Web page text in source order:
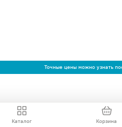
Точные цены можно узнать
Каталог Корзина